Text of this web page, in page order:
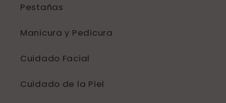
Pestañas
Manicura y Pedicura
Cuidado Facial
Cuidado de la Piel